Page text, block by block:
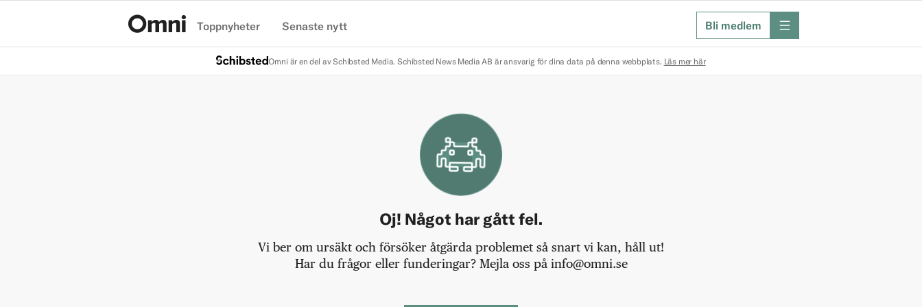
Toppnyheter Senaste nytt Bli medlem meny
Omni är en del av Schibsted Media. Schibsted News Media AB är ansvarig för dina data på denna webbplats. Läs mer här
Oj! Något har gått fel.
Vi ber om ursäkt och försöker åtgärda problemet så snart vi kan, håll ut!
Har du frågor eller funderingar? Mejla oss på info@omni.se